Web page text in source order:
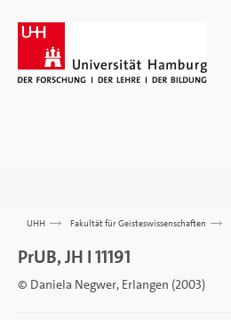
UHH >>> Fakultät für Geisteswissenschaften >>>
PrUB, JH I 11191
© Daniela Negwer, Erlangen (2003)